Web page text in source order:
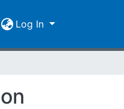
Log In